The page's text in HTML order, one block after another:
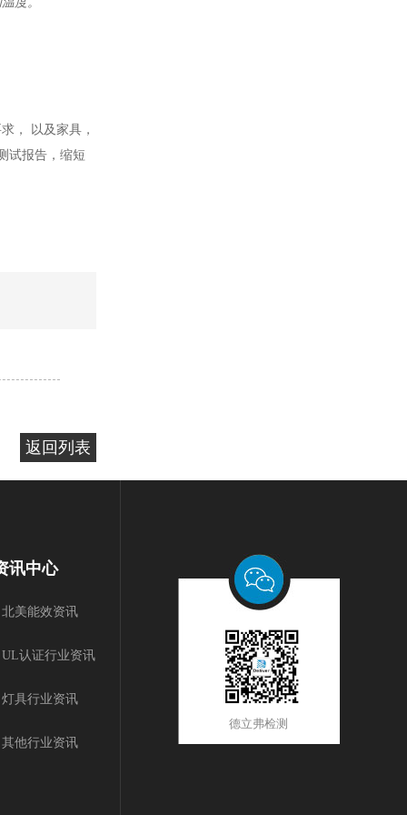
， 以及家具，
试报告，缩短
返回列表
讯中心
北美能效资讯
UL认证行业资讯
灯具行业资讯
其他行业资讯
德立弗检测